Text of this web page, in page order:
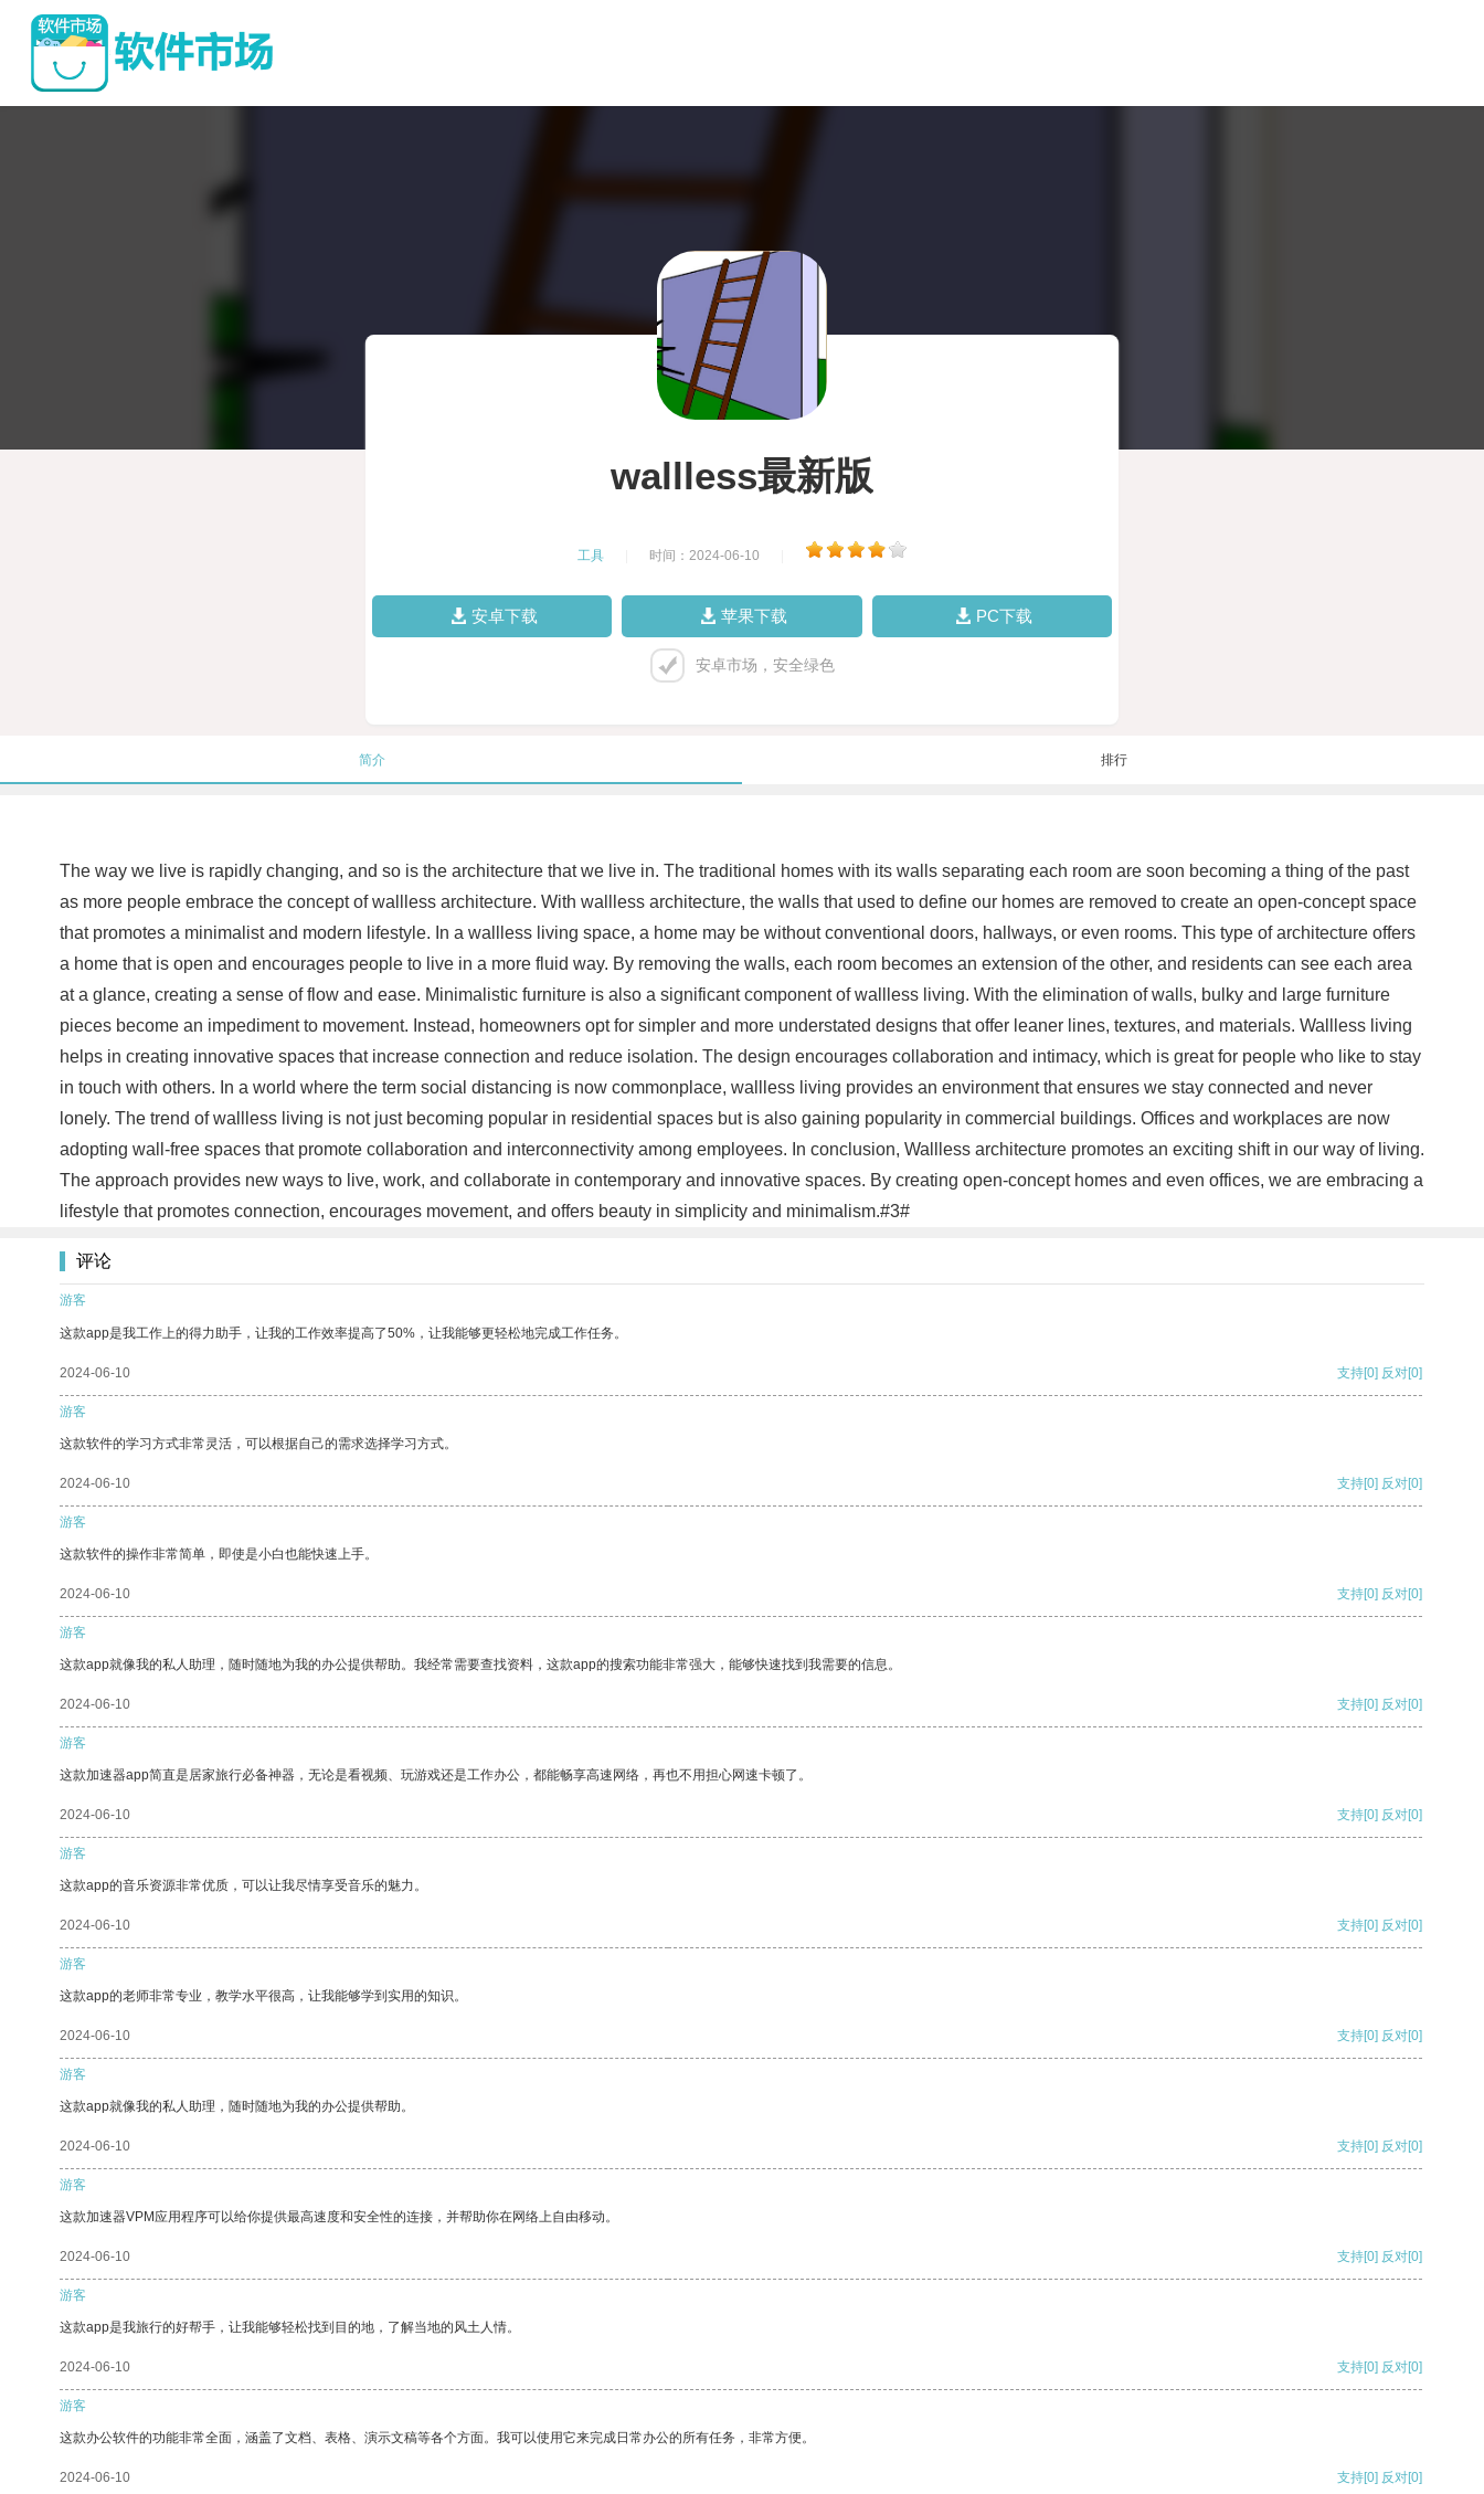
wallless最新版
工具 时间：2024-06-10
安卓下载 苹果下载 PC下载
安卓市场，安全绿色
简介 排行
The way we live is rapidly changing, and so is the architecture that we live in. The traditional homes with its walls separating each room are soon becoming a thing of the past
as more people embrace the concept of wallless architecture. With wallless architecture, the walls that used to define our homes are removed to create an open-concept space
that promotes a minimalist and modern lifestyle. In a wallless living space, a home may be without conventional doors, hallways, or even rooms. This type of architecture offers
a home that is open and encourages people to live in a more fluid way. By removing the walls, each room becomes an extension of the other, and residents can see each area
at a glance, creating a sense of flow and ease. Minimalistic furniture is also a significant component of wallless living. With the elimination of walls, bulky and large furniture
pieces become an impediment to movement. Instead, homeowners opt for simpler and more understated designs that offer leaner lines, textures, and materials. Wallless living
helps in creating innovative spaces that increase connection and reduce isolation. The design encourages collaboration and intimacy, which is great for people who like to stay
in touch with others. In a world where the term social distancing is now commonplace, wallless living provides an environment that ensures we stay connected and never
lonely. The trend of wallless living is not just becoming popular in residential spaces but is also gaining popularity in commercial buildings. Offices and workplaces are now
adopting wall-free spaces that promote collaboration and interconnectivity among employees. In conclusion, Wallless architecture promotes an exciting shift in our way of living.
The approach provides new ways to live, work, and collaborate in contemporary and innovative spaces. By creating open-concept homes and even offices, we are embracing a
lifestyle that promotes connection, encourages movement, and offers beauty in simplicity and minimalism.#3#
评论
游客
这款app是我工作上的得力助手，让我的工作效率提高了50%，让我能够更轻松地完成工作任务。
2024-06-10 支持[0] 反对[0]
游客
这款软件的学习方式非常灵活，可以根据自己的需求选择学习方式。
2024-06-10 支持[0] 反对[0]
游客
这款软件的操作非常简单，即使是小白也能快速上手。
2024-06-10 支持[0] 反对[0]
游客
这款app就像我的私人助理，随时随地为我的办公提供帮助。我经常需要查找资料，这款app的搜索功能非常强大，能够快速找到我需要的信息。
2024-06-10 支持[0] 反对[0]
游客
这款加速器app简直是居家旅行必备神器，无论是看视频、玩游戏还是工作办公，都能畅享高速网络，再也不用担心网速卡顿了。
2024-06-10 支持[0] 反对[0]
游客
这款app的音乐资源非常优质，可以让我尽情享受音乐的魅力。
2024-06-10 支持[0] 反对[0]
游客
这款app的老师非常专业，教学水平很高，让我能够学到实用的知识。
2024-06-10 支持[0] 反对[0]
游客
这款app就像我的私人助理，随时随地为我的办公提供帮助。
2024-06-10 支持[0] 反对[0]
游客
这款加速器VPM应用程序可以给你提供最高速度和安全性的连接，并帮助你在网络上自由移动。
2024-06-10 支持[0] 反对[0]
游客
这款app是我旅行的好帮手，让我能够轻松找到目的地，了解当地的风土人情。
2024-06-10 支持[0] 反对[0]
游客
这款办公软件的功能非常全面，涵盖了文档、表格、演示文稿等各个方面。我可以使用它来完成日常办公的所有任务，非常方便。
2024-06-10 支持[0] 反对[0]